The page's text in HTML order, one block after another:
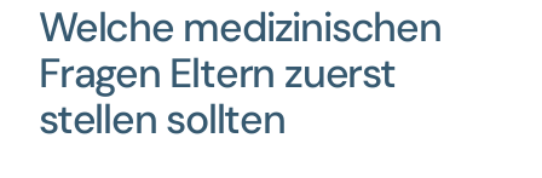
Welche medizinischen
Fragen Eltern zuerst
stellen sollten